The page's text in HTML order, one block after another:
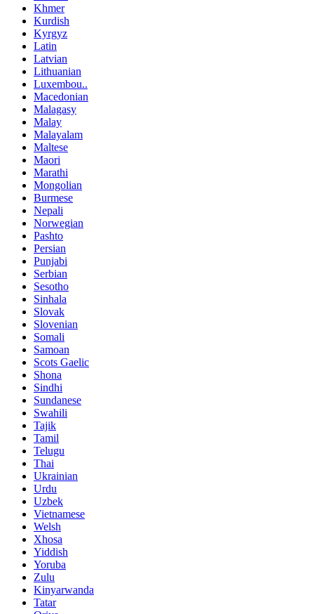
Khmer
Kurdish
Kyrgyz
Latin
Latvian
Lithuanian
Luxembou..
Macedonian
Malagasy
Malay
Malayalam
Maltese
Maori
Marathi
Mongolian
Burmese
Nepali
Norwegian
Pashto
Persian
Punjabi
Serbian
Sesotho
Sinhala
Slovak
Slovenian
Somali
Samoan
Scots Gaelic
Shona
Sindhi
Sundanese
Swahili
Tajik
Tamil
Telugu
Thai
Ukrainian
Urdu
Uzbek
Vietnamese
Welsh
Xhosa
Yiddish
Yoruba
Zulu
Kinyarwanda
Tatar